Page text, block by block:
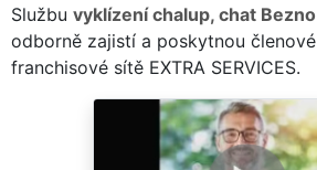
Službu vyklízení chalup, chat Bezno
odborně zajistí a poskytnou
franchisové sítě EXTRA SERVICES.